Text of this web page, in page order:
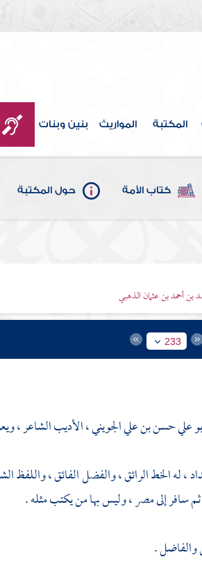
المكتبة المواريث بنين وبنات
كتاب الأمة حول المكتبة
أحمد بن عثمان الذهبي
233
علي حسن بن علي الجويني ، الأديب الشاعر ،
، له الخط الرائق ، والفضل الفائق ،
سافر إلىمصر، وليس بها من يكتب مثله .
والفاضل.